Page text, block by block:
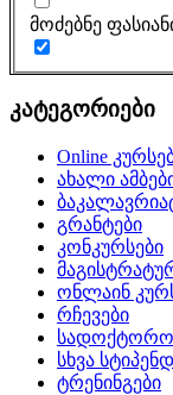
მოძებნე
კატეგორიები
Online
ახალი
გრანტები
კონკურსები
ონლაინ
რჩევები
სადოქტორო
სხვა
ტრენინგები